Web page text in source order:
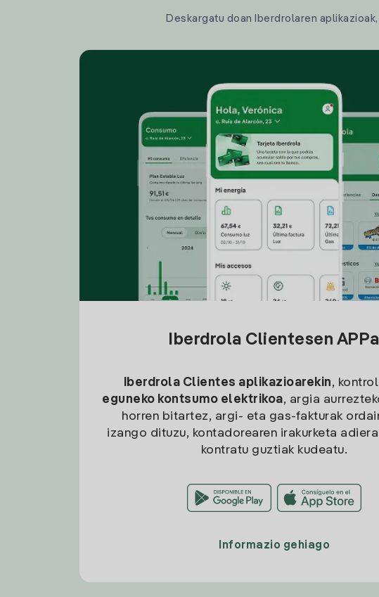
Deskargatu doan Iberdrolaren
Iberdrola Clientesen APPa
Iberdrola Clientes aplikazioarekin,
eguneko kontsumo elektrikoa, argia
horren bitartez, argi- eta gas-fakturak
izango dituzu, kontadorearen irakurketa
kontratu guztiak kudeatu.
Informazio gehiago